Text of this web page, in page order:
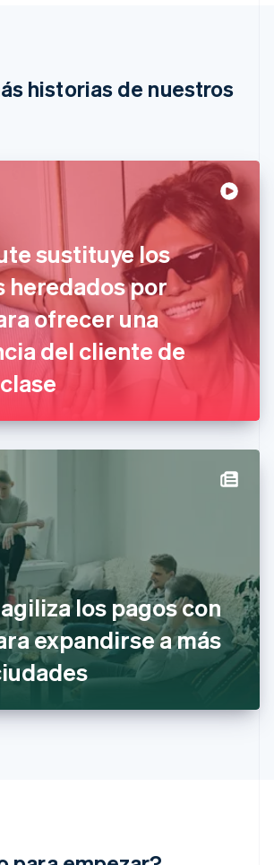
historias de nuestros
sustituye los
heredados por
ofrecer una
del cliente de
los pagos con
expandirse a más
Unidos
简体中文